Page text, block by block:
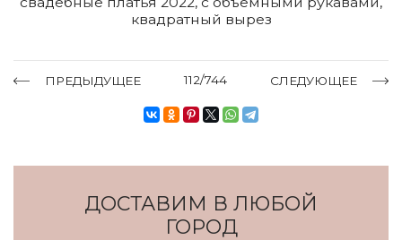
квадратный вырез
ПРЕДЫДУЩЕЕ 112/744 СЛЕДУЮЩЕЕ
ДОСТАВИМ В ЛЮБОЙ
ГОРОД